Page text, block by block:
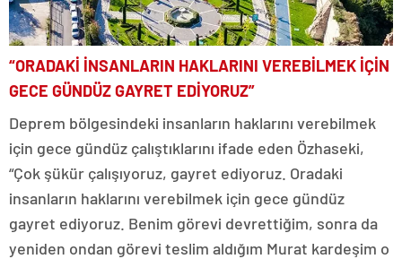
“ORADAKİ İNSANLARIN HAKLARINI VEREBİLMEK İÇİN
GECE GÜNDÜZ GAYRET EDİYORUZ”
Deprem bölgesindeki insanların haklarını verebilmek
için gece gündüz çalıştıklarını ifade eden Özhaseki,
“Çok şükür çalışıyoruz, gayret ediyoruz. Oradaki
insanların haklarını verebilmek için gece gündüz
gayret ediyoruz. Benim görevi devrettiğim, sonra da
yeniden ondan görevi teslim aldığım Murat kardeşim o